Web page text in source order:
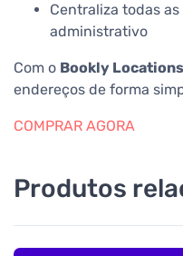
Centraliza todas
administrativo
Com o Bookly Locations
endereços de forma
COMPRAR AGORA
Produtos